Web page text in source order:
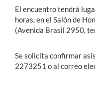
El encuentro tendrá
horas, en el Salón de
(Avenida Brasil 2950,
Se solicita confirmar
2273251 o al correo